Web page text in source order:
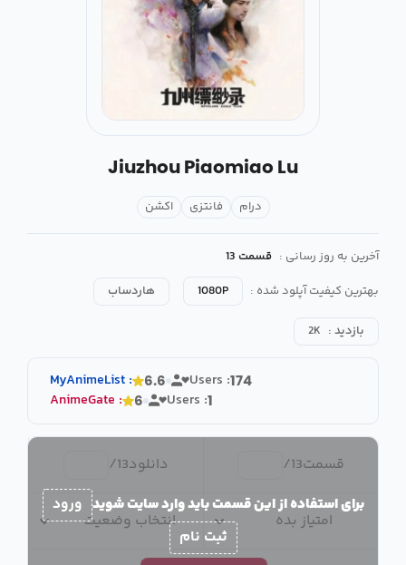
Jiuzhou Piaomiao Lu
درام فانتزی اکشن
آخرین به روز رسانی : قسمت 13
بهترین کیفیت آپلود شده :
1080P هاردساب
بازدید : 2K
MyAnimeList : 6.6 Users :174
AnimeGate : 6 Users :1
قسمت13
/ دانلود13
/
امتیاز بده انتخاب وضعیت
برای استفاده از این قسمت باید وارد سایت شوید ورود
ثبت نام